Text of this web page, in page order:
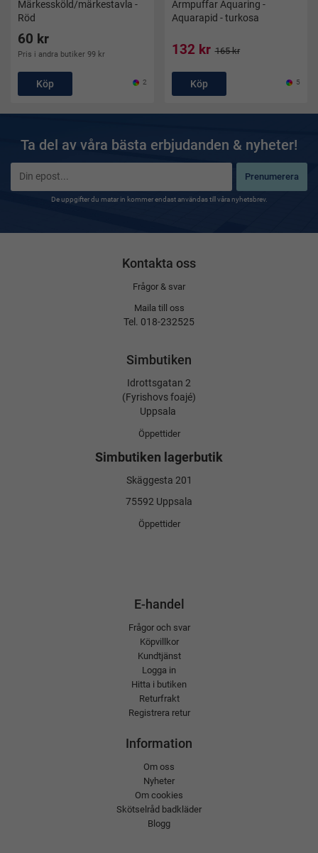
Märkessköld/märkestavla -
Röd
60 kr
Pris i andra butiker 99 kr
Köp 2
Armpuffar Aquaring -
Aquarapid - turkosa
132 kr 165 kr
Köp 5
Ta del av våra bästa erbjudanden & nyheter!
Prenumerera
De uppgifter du matar in kommer endast användas till våra nyhetsbrev.
Kontakta oss
Frågor & svar
Maila till oss
Tel. 018-232525
Simbutiken
Idrottsgatan 2
(Fyrishovs foajé)
Uppsala
Öppettider
Simbutiken lagerbutik
Skäggesta 201
75592 Uppsala
Öppettider
E-handel
Frågor och svar
Köpvillkor
Kundtjänst
Logga in
Hitta i butiken
Returfrakt
Registrera retur
Information
Om oss
Nyheter
Om cookies
Skötselråd badkläder
Blogg